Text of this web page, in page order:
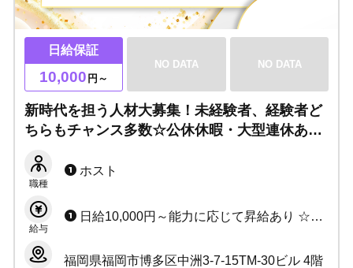
日給保証
10,000 円～
NO DATA NO DATA
新時代を担う人材大募集！未経験者、経験者ど
ちらもチャンス多数☆公休休暇・大型連休あ
職種
ホスト
給与
日給10,000円～能力に応じて昇給あり ☆賞金多数あり
福岡県福岡市博多区中洲3-7-15TM-30ビル 4階